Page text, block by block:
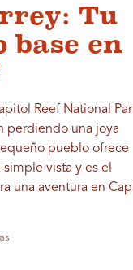
Tu
base en
Reef National
perdiendo una joya
pueblo ofrece
vista y es el
una aventura en